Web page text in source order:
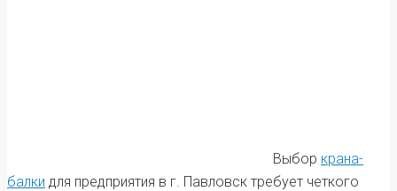
Выбор крана-
балки для предприятия в г. Павловск требует четкого